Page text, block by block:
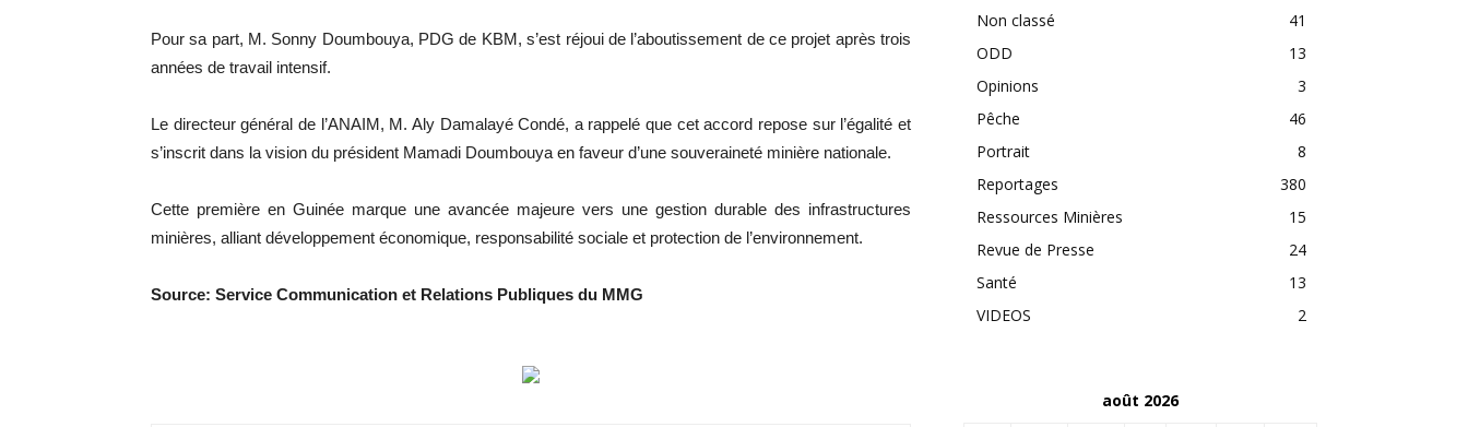
Pour sa part, M. Sonny Doumbouya, PDG de KBM, s’est réjoui de l’aboutissement de ce projet après trois
années de travail intensif.
Le directeur général de l’ANAIM, M. Aly Damalayé Condé, a rappelé que cet accord repose sur l’égalité et
s’inscrit dans la vision du président Mamadi Doumbouya en faveur d’une souveraineté minière nationale.
Cette première en Guinée marque une avancée majeure vers une gestion durable des infrastructures
minières, alliant développement économique, responsabilité sociale et protection de l’environnement.
Source: Service Communication et Relations Publiques du MMG
Non classé
41
ODD
13
Opinions
3
Pêche
46
Portrait
8
Reportages
380
Ressources Minières
15
Revue de Presse
24
Santé
13
VIDEOS
2
août 2026